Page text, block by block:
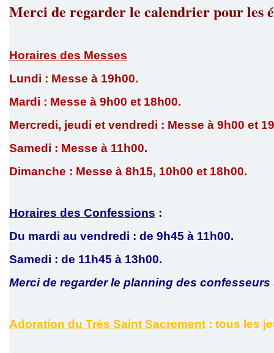
Merci de regarder le calendrier pour les
Horaires des Messes
Lundi : Messe à 19h00.
Mardi : Messe à 9h00 et 18h00.
Mercredi, jeudi et vendredi : Messe à 9h00 et
Samedi : Messe à 11h00.
Dimanche : Messe à 8h15, 10h00 et 18h00.
Horaires des Confessions :
Du mardi au vendredi : de 9h45 à 11h00.
Samedi : de 11h45 à 13h00.
Merci de regarder le planning des
Adoration du Très Saint Sacrement : tous les